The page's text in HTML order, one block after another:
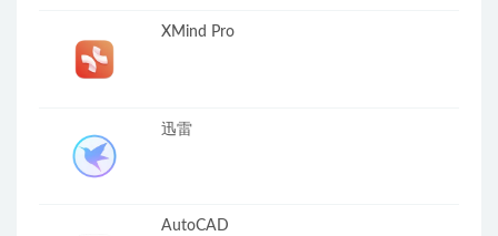
XMind Pro
迅雷
AutoCAD